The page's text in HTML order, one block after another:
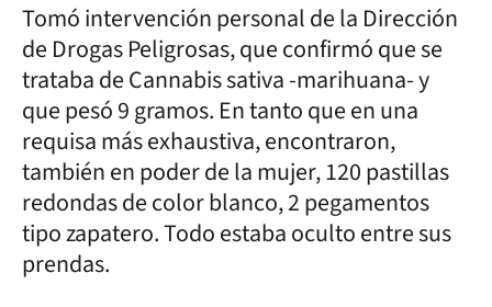
Tomó intervención personal de la Dirección
de Drogas Peligrosas, que confirmó que se
trataba de Cannabis sativa -marihuana- y
que pesó 9 gramos. En tanto que en una
requisa más exhaustiva, encontraron,
también en poder de la mujer, 120 pastillas
redondas de color blanco, 2 pegamentos
tipo zapatero. Todo estaba oculto entre sus
prendas.